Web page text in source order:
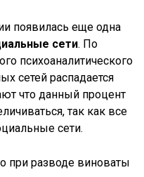
появилась еще одна
сети. По
психоаналитического
сетей распадается
что данный процент
так как все
сети.
при разводе виноваты